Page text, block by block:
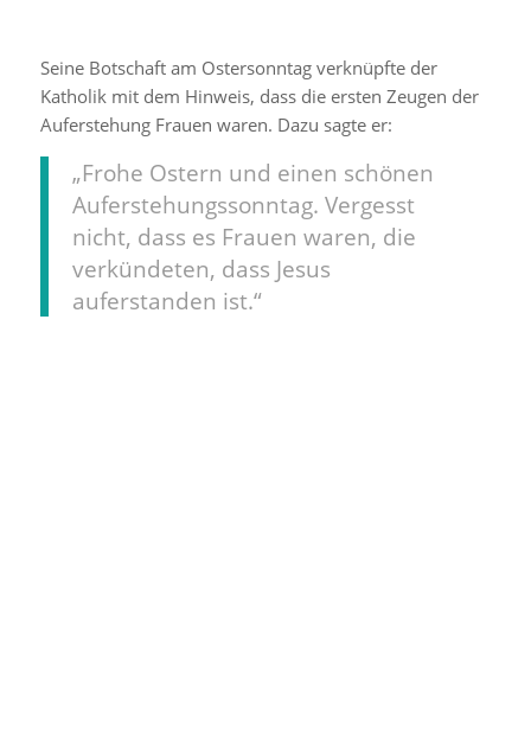
Seine Botschaft am Ostersonntag verknüpfte der
Katholik mit dem Hinweis, dass die ersten Zeugen der
Auferstehung Frauen waren. Dazu sagte er:
„Frohe Ostern und einen schönen
Auferstehungssonntag. Vergesst
nicht, dass es Frauen waren, die
verkündeten, dass Jesus
auferstanden ist.“